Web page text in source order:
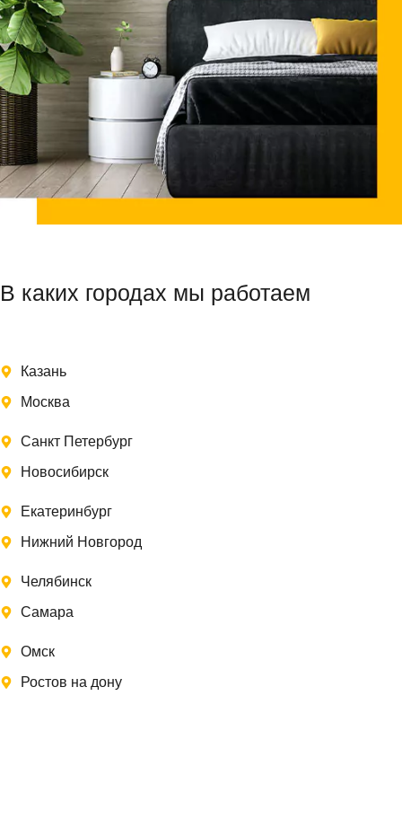
В каких городах мы работаем
Казань
Москва
Санкт Петербург
Новосибирск
Екатеринбург
Нижний Новгород
Челябинск
Самара
Омск
Ростов на дону